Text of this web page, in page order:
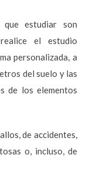
estudiar son
el estudio
personalizada, a
del suelo y las
de los elementos
de accidentes,
o, incluso, de